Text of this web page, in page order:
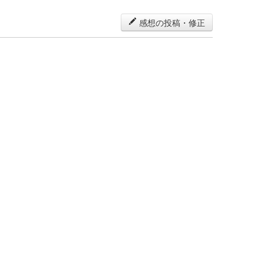
感想の投稿・修正